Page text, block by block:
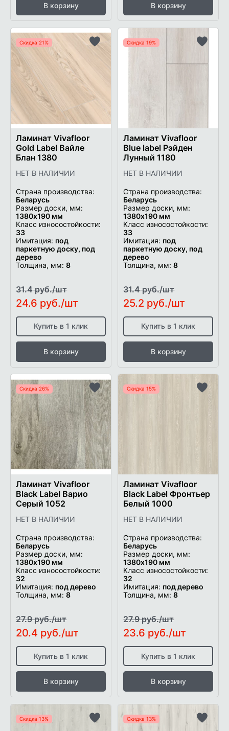
В корзину В корзину
Скидка 21%
Добавить
Ламинат Vivafloor
Gold Label Вайле
Блан 1380
НЕТ В НАЛИЧИИ
Страна производства:
Беларусь
Размер доски, мм:
1380х190 мм
Класс износостойкости:
33
Имитация: под
паркетную доску, под
дерево
Толщина, мм:8
31.4 руб./шт
24.6 руб./шт
Купить в 1 клик
В корзину
Скидка 19%
список
Ламинат Vivafloor
Blue label Рэйден
Лунный 1180
НЕТ В НАЛИЧИИ
Страна производства:
Беларусь
Размер доски, мм:
1380х190 мм
Класс износостойкости:
33
Имитация: под
паркетную доску, под
дерево
Толщина, мм:8
31.4 руб./шт
25.2 руб./шт
Купить в 1 клик
В корзину
Скидка 26%
Добавить
в
список
желаемого
Ламинат Vivafloor
Black Label Варио
Серый 1052
НЕТ В НАЛИЧИИ
Страна производства:
Беларусь
Размер доски, мм:
1380х190 мм
Класс износостойкости:
32
Имитация: под дерево
Толщина, мм:8
27.9 руб./шт
20.4 руб./шт
Купить в 1 клик
В корзину
Скидка 15%
Ламинат Vivafloor
Black Label Фронтьер
Белый 1000
НЕТ В НАЛИЧИИ
Страна производства:
Беларусь
Размер доски, мм:
1380х190 мм
Класс износостойкости:
32
Имитация: под дерево
Толщина, мм:8
27.9 руб./шт
23.6 руб./шт
Купить в 1 клик
В корзину
Скидка 13%
Добавить
Скидка 13%